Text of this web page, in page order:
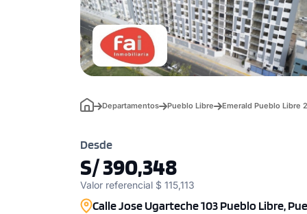
Departamentos Pueblo Libre Emerald Pueblo Libre 2
Desde
S/ 390,348
Valor referencial $ 115,113
Calle Jose Ugarteche 103 Pueblo Libre,